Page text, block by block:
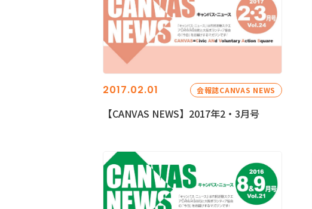
2017.02.01 会報誌CANVAS NEWS
【CANVAS NEWS】2017年2・3月号